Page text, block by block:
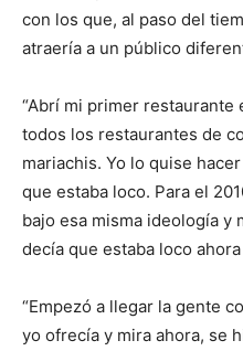
con los que, al paso del
atraería a un público
“Abrí mi primer restaurante
todos los restaurantes de
mariachis. Yo lo quise
que estaba loco. Para el
bajo esa misma ideología y
decía que estaba loco ahora
“Empezó a llegar la gente
yo ofrecía y mira ahora, se